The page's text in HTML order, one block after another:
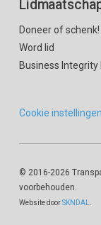
Doneer of schenk!
Word lid
Business Integrity
Cookie instellingen
© 2016-2026
voorbehouden.
Website doorSKNDAL